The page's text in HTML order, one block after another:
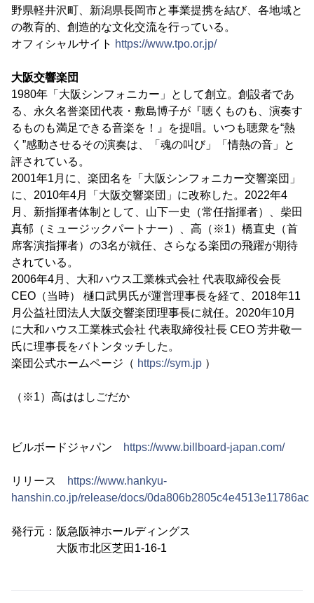
野県軽井沢町、新潟県長岡市と事業提携を結び、各地域と
の教育的、創造的な文化交流を行っている。
オフィシャルサイト https://www.tpo.or.jp/
大阪交響楽団
1980年「大阪シンフォニカー」として創立。創設者であ
る、永久名誉楽団代表・敷島博子が『聴くものも、演奏す
るものも満足できる音楽を！』を提唱。いつも聴衆を“熱
く”感動させるその演奏は、「魂の叫び」「情熱の音」と
評されている。
2001年1月に、楽団名を「大阪シンフォニカー交響楽団」
に、2010年4月「大阪交響楽団」に改称した。2022年4
月、新指揮者体制として、山下一史（常任指揮者）、柴田
真郁（ミュージックパートナー）、高（※1）橋直史（首
席客演指揮者）の3名が就任、さらなる楽団の飛躍が期待
されている。
2006年4月、大和ハウス工業株式会社 代表取締役会長
CEO（当時） 樋口武男氏が運営理事長を経て、2018年11
月公益社団法人大阪交響楽団理事長に就任。2020年10月
に大和ハウス工業株式会社 代表取締役社長 CEO 芳井敬一
氏に理事長をバトンタッチした。
楽団公式ホームページ（ https://sym.jp ）
（※1）高ははしごだか
ビルボードジャパン https://www.billboard-japan.com/
リリース
https://www.hankyu-
hanshin.co.jp/release/docs/
発行元：阪急阪神ホールディングス
大阪市北区芝田1-16-1